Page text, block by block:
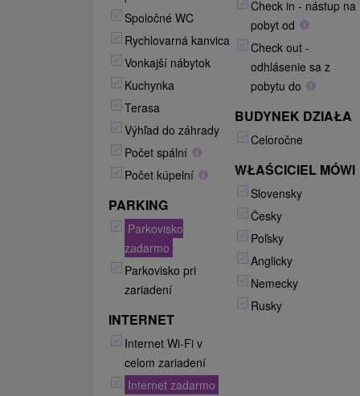
Spoločné WC
Rychlovarná kanvica
Vonkajší nábytok
Kuchynka
Terasa
Výhľad do záhrady
Počet spální
Počet kúpelní
PARKING
Parkovisko
zadarmo
Parkovisko pri
zariadení
INTERNET
Internet Wi-Fi v
celom zariadení
Internet zadarmo
Check in - nástup na
pobyt od
Check out -
odhlásenie sa z
pobytu do
BUDYNEK DZIAŁA
Celoročne
WŁAŚCICIEL MÓWI
Slovensky
Česky
Poľsky
Anglicky
Nemecky
Rusky